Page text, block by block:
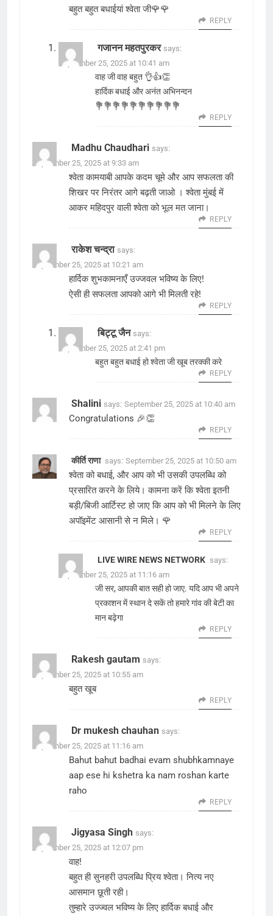
बहुत बहुत बधाईयां श्वेता जी🌹🌹
REPLY
गजानन महतपुरकर says:
September 25, 2025 at 10:41 am
वाह जी वाह बहुत 👌👍👏
हार्दिक बधाई और अनंत अभिनन्दन
💐💐💐💐💐💐💐💐💐💐
REPLY
Madhu Chaudhari says:
September 25, 2025 at 9:33 am
श्वेता कामयाबी आपके कदम चूमे और आप सफलता की
शिखर पर निरंतर आगे बढ़ती जाओ । श्वेता मुंबई में
आकर महिदपुर वाली श्वेता को भूल मत जाना।
REPLY
राकेश चन्द्रा says:
September 25, 2025 at 10:21 am
हार्दिक शुभकामनाएँ उज्जवल भविष्य के लिए!
ऐसी ही सफलता आपको आगे भी मिलती रहे!
REPLY
बिट्टू जैन says:
September 25, 2025 at 2:41 pm
बहुत बहुत बधाई हो श्वेता जी खूब तरक्की करे
REPLY
Shalini says: September 25, 2025 at 10:40 am
Congratulations 🎉👏
REPLY
कीर्ति राणा says: September 25, 2025 at 10:50 am
श्वेता को बधाई, और आप को भी उसकी उपलब्धि को
प्रसारित करने के लिये। कामना करें कि श्वेता इतनी
बड़ी/बिजी आर्टिस्ट हो जाए कि आप को भी मिलने के लिए
अपॉइमेंट आसानी से न मिले। 🌹
REPLY
LIVE WIRE NEWS NETWORK says:
September 25, 2025 at 11:16 am
जी सर, आपकी बात सही हो जाए. यदि आप भी अपने
प्रकाशन में स्थान दे सकें तो हमारे गांव की बेटी का
मान बढ़ेगा
REPLY
Rakesh gautam says:
September 25, 2025 at 10:55 am
बहुत खूब
REPLY
Dr mukesh chauhan says:
September 25, 2025 at 11:16 am
Bahut bahut badhai evam shubhkamnaye
aap ese hi kshetra ka nam roshan karte
raho
REPLY
Jigyasa Singh says:
September 25, 2025 at 12:07 pm
वाह!
बहुत ही सुनहरी उपलब्धि प्रिय श्वेता। नित्य नए
आसमान छूती रही।
तुम्हारे उज्ज्वल भविष्य के लिए हार्दिक बधाई और